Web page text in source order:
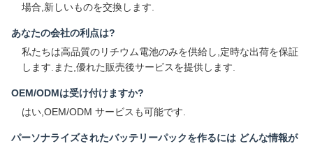
場合,新しいものを交換します.
あなたの会社の利点は?
私たちは高品質のリチウム電池のみを供給し,定時な出荷を保証
します.また,優れた販売後サービスを提供します.
OEM/ODMは受け付けますか?
はい,OEM/ODM サービスも可能です.
パーソナライズされたバッテリーパックを作るには どんな情報が